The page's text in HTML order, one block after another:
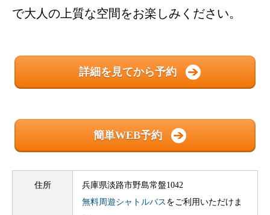
で大人の上質な空間をお楽しみください。
詳細を見てから予約
簡単WEB予約
住所
兵庫県淡路市野島常盤1042
無料周遊シャトルバス をご利用いただけま